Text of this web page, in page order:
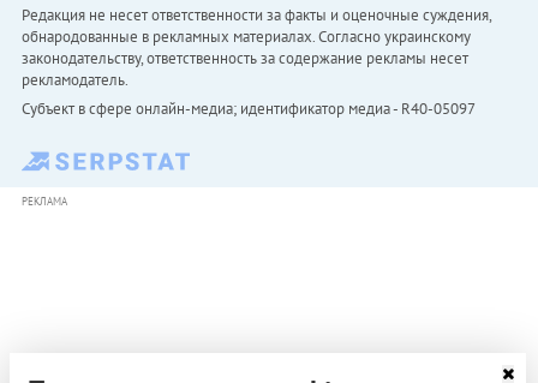
Редакция не несет ответственности за факты и оценочные суждения,
обнародованные в рекламных материалах. Согласно украинскому
законодательству, ответственность за содержание рекламы несет
рекламодатель.
Субъект в сфере онлайн-медиа; идентификатор медиа - R40-05097
РЕКЛАМА